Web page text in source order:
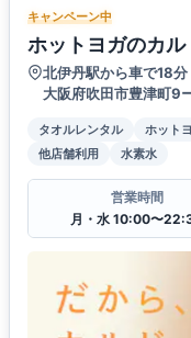
キャンペーン中
ホットヨガのカル
北伊丹駅から車で18分
大阪府吹田市豊津町9
タオルレンタル ホット
他店舗利用
水素水
営業時間
月・水 10:00〜